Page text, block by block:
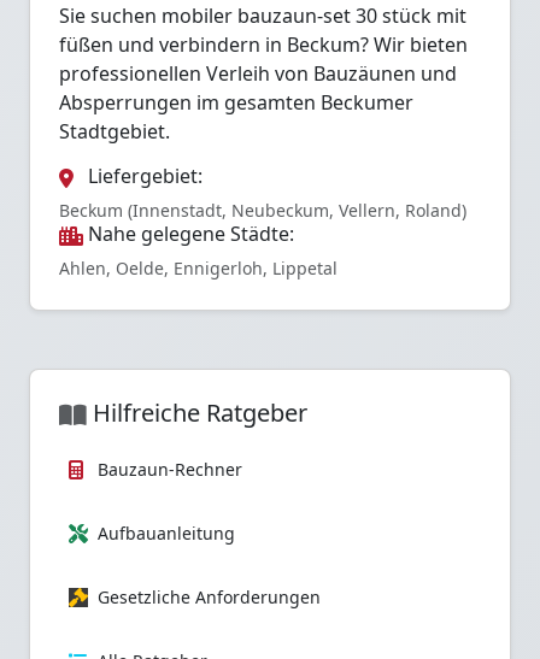
Sie suchen mobiler bauzaun-set 30 stück mit
füßen und verbindern in Beckum? Wir bieten
professionellen Verleih von Bauzäunen und
Absperrungen im gesamten Beckumer
Stadtgebiet.
Liefergebiet:
Beckum (Innenstadt, Neubeckum, Vellern, Roland)
Nahe gelegene Städte:
Ahlen, Oelde, Ennigerloh, Lippetal
Hilfreiche Ratgeber
Bauzaun-Rechner
Aufbauanleitung
Gesetzliche Anforderungen